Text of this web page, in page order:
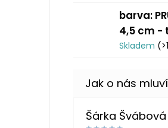
barva:
4,5 cm -
Skladem
Šárka Švábová